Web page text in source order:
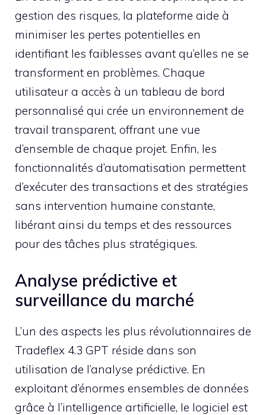
gestion des risques, la plateforme aide à
minimiser les pertes potentielles en
identifiant les faiblesses avant qu’elles ne se
transforment en problèmes. Chaque
utilisateur a accès à un tableau de bord
personnalisé qui crée un environnement de
travail transparent, offrant une vue
d’ensemble de chaque projet. Enfin, les
fonctionnalités d’automatisation permettent
d’exécuter des transactions et des stratégies
sans intervention humaine constante,
libérant ainsi du temps et des ressources
pour des tâches plus stratégiques.
Analyse prédictive et
surveillance du marché
L’un des aspects les plus révolutionnaires de
Tradeflex 4.3 GPT réside dans son
utilisation de l’analyse prédictive. En
exploitant d’énormes ensembles de données
grâce à l’intelligence artificielle, le logiciel est